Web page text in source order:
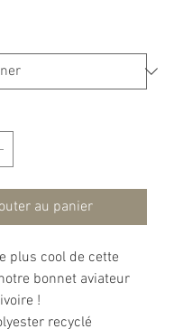
au panier
plus cool de cette
bonnet aviateur
!
recyclé